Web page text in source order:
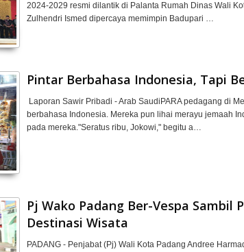
2024-2029 resmi dilantik di Palanta Rumah Dinas Wali
Zulhendri Ismed dipercaya memimpin Badupari …
Pintar Berbahasa Indonesia, Tapi
Laporan Sawir Pribadi - Arab SaudiPARA pedagang di
berbahasa Indonesia. Mereka pun lihai merayu jemaah
pada mereka."Seratus ribu, Jokowi," begitu a…
Pj Wako Padang Ber-Vespa Sambil
Destinasi Wisata
PADANG - Penjabat (Pj) Wali Kota Padang Andree